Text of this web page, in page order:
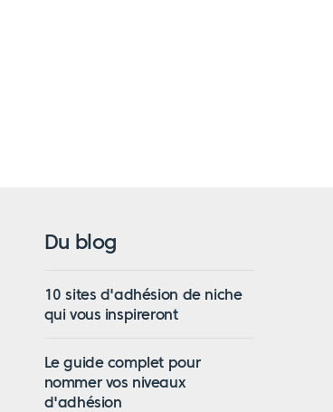
Du blog
10 sites d'adhésion de niche
qui vous inspireront
Le guide complet pour
nommer vos niveaux
d'adhésion